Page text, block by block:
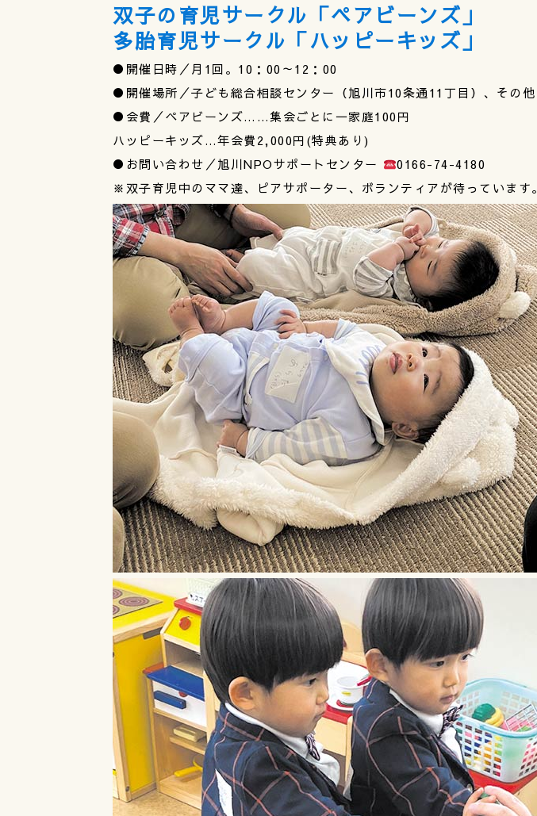
双子の育児サークル「ペアビーンズ」
多胎育児サークル「ハッピーキッズ」
●開催日時／月1回。10：00～12：00
●開催場所／子ども総合相談センター（旭川市10条通11丁目）、その他
●会費／ペアビーンズ……集会ごとに一家庭100円
ハッピーキッズ…年会費2,000円(特典あり)
●お問い合わせ／旭川NPOサポートセンター
0166-74-4180
※双子育児中のママ達、ピアサポーター、ボランティアが待っています。